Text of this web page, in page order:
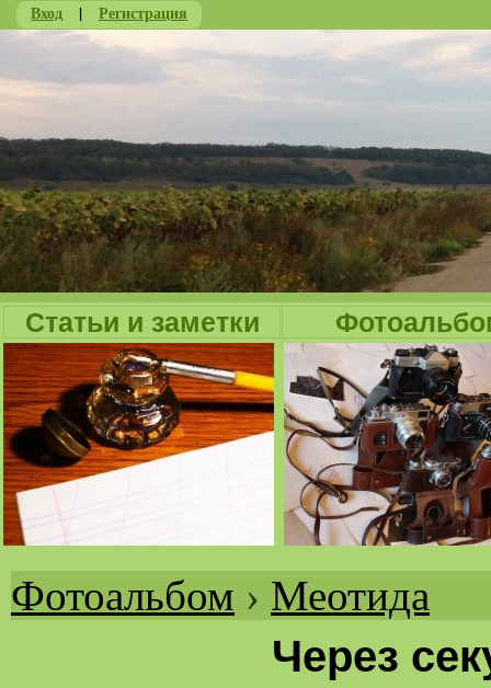
Вход | Регистрация
Статьи и заметки
Вы
Фотоальбом › Меотида
Через